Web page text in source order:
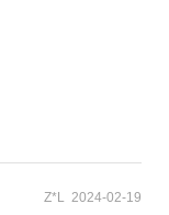
Z*L 2024-02-19